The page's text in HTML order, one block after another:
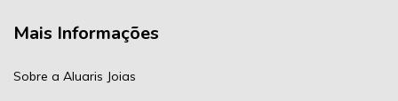
Mais Informações
Sobre a Aluaris Joias